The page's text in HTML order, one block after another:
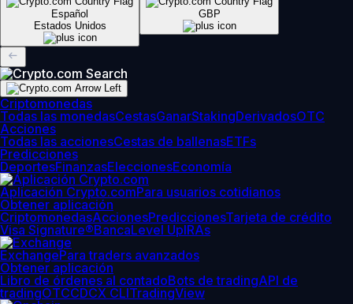
Español
Estados Unidos
GBP
Criptomonedas
Todas las monedasCestasGanarStakingDerivadosOTC
Acciones
Todas las accionesCestas de ballenasETFs
Predicciones
DeportesFinanzasEleccionesEconomía
Aplicación Crypto.comPara usuarios cotidianos
Obtener aplicación
CriptomonedasAccionesPrediccionesTarjeta de crédito
Visa Signature®BancaLevel UpIRAs
ExchangePara traders avanzados
Obtener aplicación
Libro de órdenes al contadoBots de tradingAPI de
tradingOTCCDCX CLITradingView